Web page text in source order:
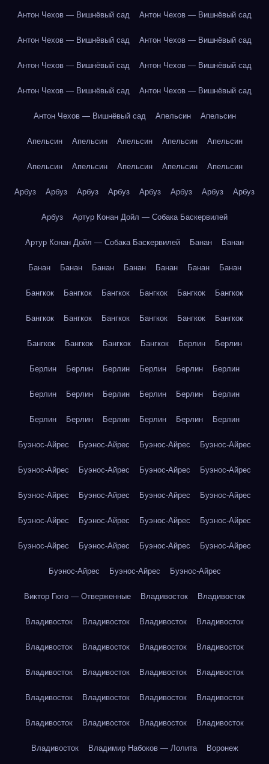
Антон Чехов — Вишнёвый сад Антон Чехов — Вишнёвый сад
Антон Чехов — Вишнёвый сад Антон Чехов — Вишнёвый сад
Антон Чехов — Вишнёвый сад Антон Чехов — Вишнёвый сад
Антон Чехов — Вишнёвый сад Антон Чехов — Вишнёвый сад
Антон Чехов — Вишнёвый сад Апельсин Апельсин
Апельсин Апельсин Апельсин Апельсин Апельсин
Апельсин Апельсин Апельсин Апельсин Апельсин
Арбуз Арбуз Арбуз Арбуз Арбуз Арбуз Арбуз Арбуз
Арбуз Артур Конан Дойл — Собака Баскервилей
Артур Конан Дойл — Собака Баскервилей Банан Банан
Банан Банан Банан Банан Банан Банан Банан
Бангкок Бангкок Бангкок Бангкок Бангкок Бангкок
Бангкок Бангкок Бангкок Бангкок Бангкок Бангкок
Бангкок Бангкок Бангкок Бангкок Берлин Берлин
Берлин Берлин Берлин Берлин Берлин Берлин
Берлин Берлин Берлин Берлин Берлин Берлин
Берлин Берлин Берлин Берлин Берлин Берлин
Буэнос-Айрес Буэнос-Айрес Буэнос-Айрес Буэнос-Айрес
Буэнос-Айрес Буэнос-Айрес Буэнос-Айрес Буэнос-Айрес
Буэнос-Айрес Буэнос-Айрес Буэнос-Айрес Буэнос-Айрес
Буэнос-Айрес Буэнос-Айрес Буэнос-Айрес Буэнос-Айрес
Буэнос-Айрес Буэнос-Айрес Буэнос-Айрес Буэнос-Айрес
Буэнос-Айрес Буэнос-Айрес Буэнос-Айрес
Виктор Гюго — Отверженные Владивосток Владивосток
Владивосток Владивосток Владивосток Владивосток
Владивосток Владивосток Владивосток Владивосток
Владивосток Владивосток Владивосток Владивосток
Владивосток Владивосток Владивосток Владивосток
Владивосток Владивосток Владивосток Владивосток
Владивосток Владимир Набоков — Лолита Воронеж